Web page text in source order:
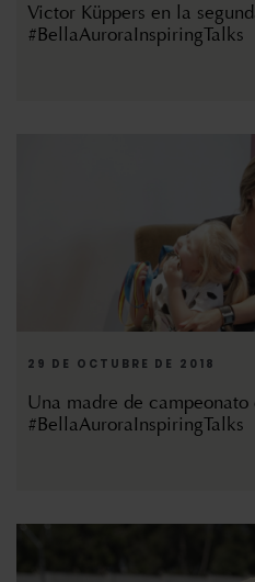
Victor Küppers en la
#BellaAuroraInspiringTalks
29 DE OCTUBRE DE 2018
Una madre de campeonato
#BellaAuroraInspiringTalks